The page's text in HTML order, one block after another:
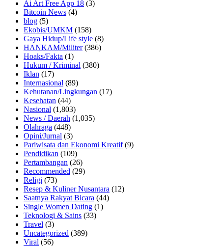
Ai Art Free App 18 (3)
Bitcoin News (4)
blog (5)
Ekobis/UMKM (158)
Gaya Hidup/Life style (8)
HANKAM/Militer(386)
Hoaks/Fakta (1)
Hukum / Kriminal (380)
Iklan (17)
Internasional (89)
Kehutanan/Lingkungan (17)
Kesehatan (44)
Nasional (1,803)
News / Daerah (1,035)
Olahraga (448)
Opini/Jurnal (3)
Pariwisata dan Ekonomi Kreatif(9)
Pendidikan (109)
Pertambangan (26)
Recommended (29)
Religi (73)
Resep & Kuliner Nusantara (12)
Saatnya Rakyat Bicara (44)
Single Women Dating (1)
Teknologi & Sains (33)
Travel (3)
Uncategorized (389)
Viral (56)